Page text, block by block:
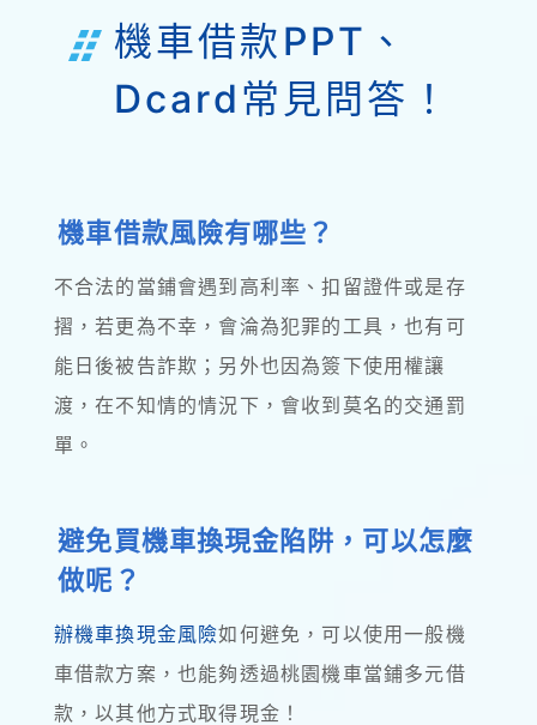
機車借款PPT、
Dcard常見問答！
機車借款風險有哪些？
不合法的當鋪會遇到高利率、扣留證件或是存
摺，若更為不幸，會淪為犯罪的工具，也有可
能日後被告詐欺；另外也因為簽下使用權讓
渡，在不知情的情況下，會收到莫名的交通罰
單。
避免買機車換現金陷阱，可以怎麼
做呢？
辦機車換現金風險如何避免，可以使用一般機
車借款方案，也能夠透過桃園機車當鋪多元借
款，以其他方式取得現金！